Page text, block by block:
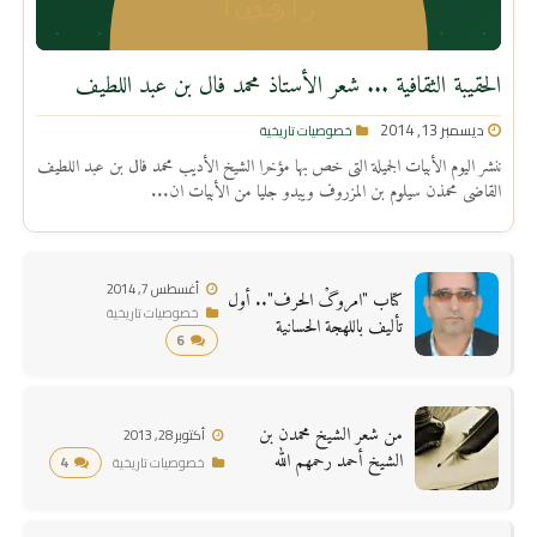
الحقيبة الثقافية ... شعر الأستاذ محمد فال بن عبد اللطيف
ديسمبر 13, 2014 خصوصيات تاريخية
ننشر اليوم الأبيات الجميلة التى خص بها مؤخرا الشيخ الأديب محمد فال بن عبد اللطيف
القاضى محمذن سيلوم بن المزروف ويبدو جليا من الأبيات ان...
كتاب "امروگْ الحرف".. أول
تأليف باللهجة الحسانية
أغسطس 7, 2014
خصوصيات تاريخية
6
من شعر الشيخ محمدن بن
الشيخ أحمد رحمهم الله
أكتوبر 28, 2013
خصوصيات تاريخية 4